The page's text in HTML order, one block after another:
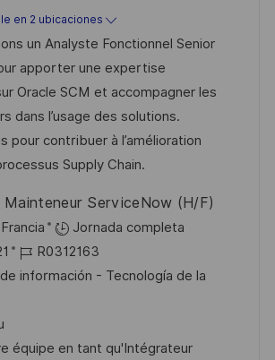
a
d
e
p
u
b
l
c
a
c
i
m
p
l
e
o
en 2 ubicaciones
un Analyste Fonctionnel Senior
apporter une expertise
Oracle SCM et accompagner les
dans l’usage des solutions.
pour contribuer à l’amélioration
Supply Chain.
Mainteneur ServiceNow (H/F)
Jornada completa
I
D
e
R0312163
información - Tecnología de la
équipe en tant qu'Intégrateur